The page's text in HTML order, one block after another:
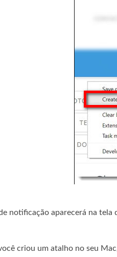
notificação aparecerá na tela
criou um atalho no seu